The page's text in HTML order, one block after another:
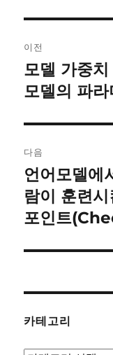
내
비
게
이
션
이전
이
전
모델 가중
모델의 파
다음
다
음
글:
언어모델에
람이 훈련
포인트
카테고리